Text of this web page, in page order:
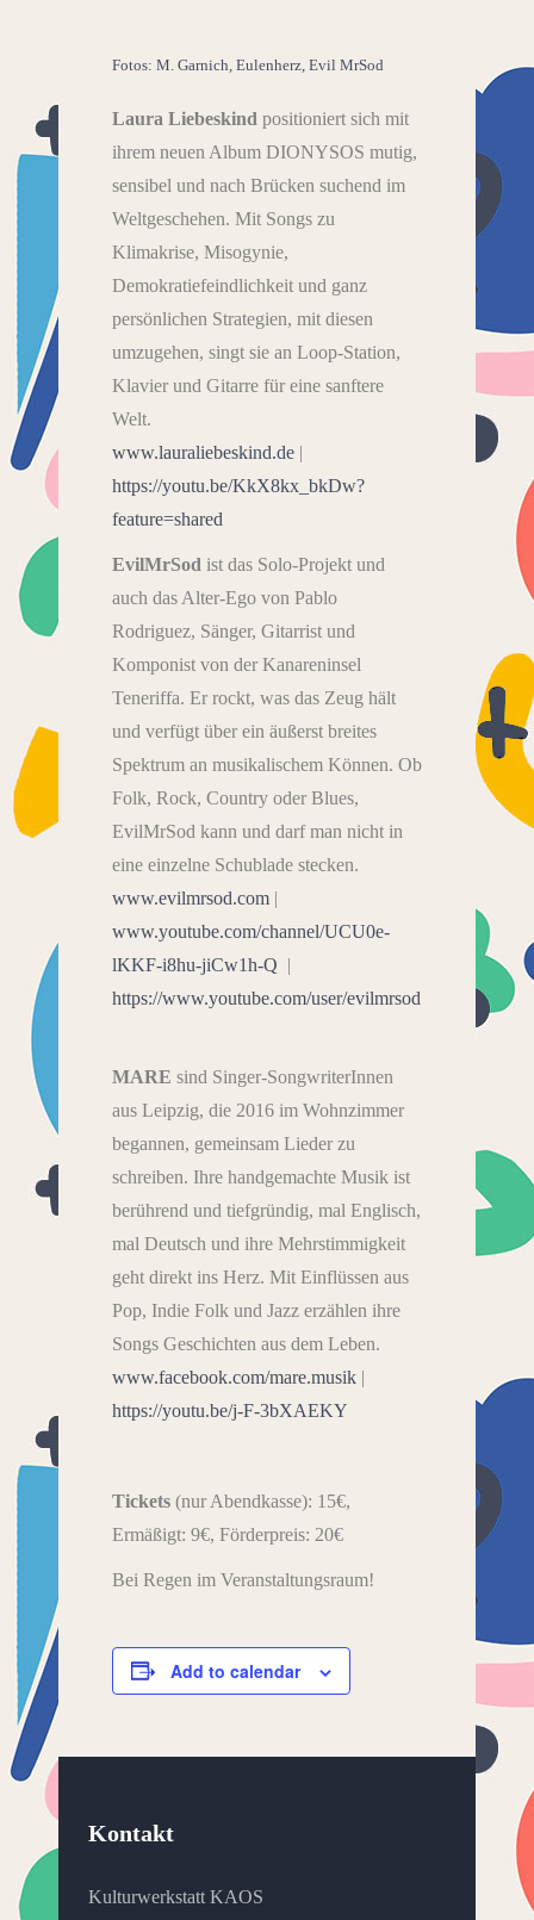
Fotos: M. Garnich, Eulenherz, Evil MrSod
Laura Liebeskind positioniert sich mit
ihrem neuen Album DIONYSOS mutig,
sensibel und nach Brücken suchend im
Weltgeschehen. Mit Songs zu
Klimakrise, Misogynie,
Demokratiefeindlichkeit und ganz
persönlichen Strategien, mit diesen
umzugehen, singt sie an Loop-Station,
Klavier und Gitarre für eine sanftere
Welt.
www.lauraliebeskind.de |
https://youtu.be/KkX8kx_bkDw?
feature=shared
EvilMrSod ist das Solo-Projekt und
auch das Alter-Ego von Pablo
Rodriguez, Sänger, Gitarrist und
Komponist von der Kanareninsel
Teneriffa. Er rockt, was das Zeug hält
und verfügt über ein äußerst breites
Spektrum an musikalischem Können. Ob
Folk, Rock, Country oder Blues,
EvilMrSod kann und darf man nicht in
eine einzelne Schublade stecken.
www.evilmrsod.com |
www.youtube.com/channel/UCU0e-
lKKF-i8hu-jiCw1h-Q |
https://www.youtube.com/user/evilmrsod
MARE sind Singer-SongwriterInnen
aus Leipzig, die 2016 im Wohnzimmer
begannen, gemeinsam Lieder zu
schreiben. Ihre handgemachte Musik ist
berührend und tiefgründig, mal Englisch,
mal Deutsch und ihre Mehrstimmigkeit
geht direkt ins Herz. Mit Einflüssen aus
Pop, Indie Folk und Jazz erzählen ihre
Songs Geschichten aus dem Leben.
www.facebook.com/mare.musik |
https://youtu.be/j-F-3bXAEKY
Tickets (nur Abendkasse): 15€,
Ermäßigt: 9€, Förderpreis: 20€
Bei Regen im Veranstaltungsraum!
Add to calendar
Kontakt
Kulturwerkstatt KAOS